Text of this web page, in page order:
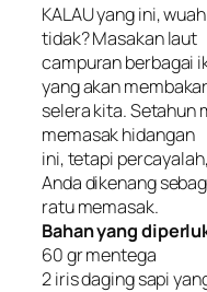
KALAU yang ini,
tidak? Masakan laut
campuran berbagai
yang akan membakar
selera kita. Setahun
memasak hidangan
ini, tetapi
Anda dikenang
ratu memasak.
Bahan yang
60 gr mentega
2 iris daging sapi